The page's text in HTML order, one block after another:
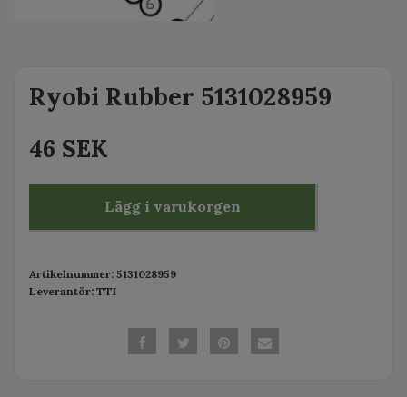
Ryobi Rubber 5131028959
46 SEK
Lägg i varukorgen
Artikelnummer: 5131028959
Leverantör: TTI